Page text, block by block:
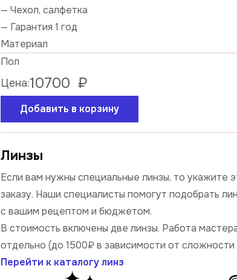
— Чехол, салфетка
— Гарантия 1 год
Материал
Пол
Цена:10700 ₽
Добавить в корзину
Линзы
Если вам нужны специальные линзы, то укажите
заказу. Наши специалисты помогут подобрать
с вашим рецептом и бюджетом.
В стоимость включены две линзы. Работа
отдельно (до 1500₽ в зависимости от сложности
Перейти к каталогу линз